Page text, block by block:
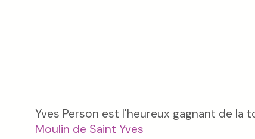
Yves Person est l'heureux gagnant de la
Moulin de Saint Yves